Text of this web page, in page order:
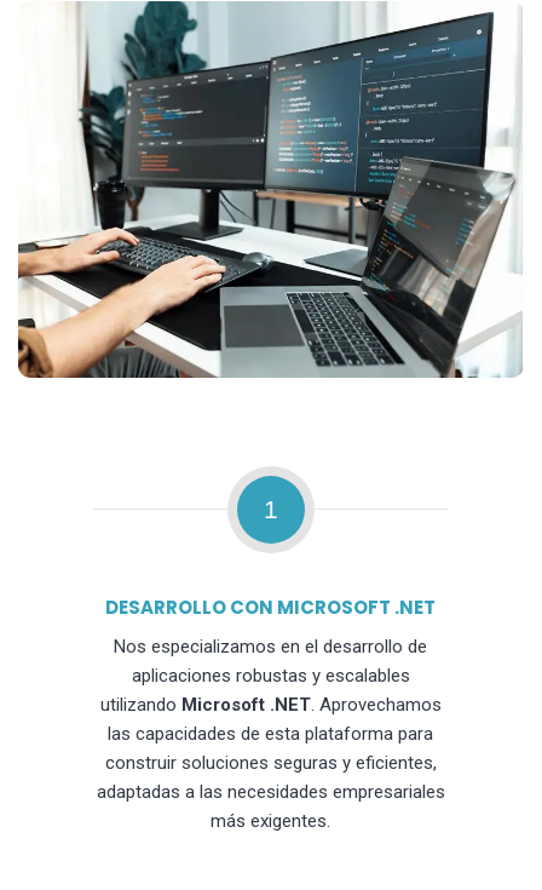
1
DESARROLLO CON MICROSOFT .NET
Nos especializamos en el desarrollo de
aplicaciones robustas y escalables
utilizando Microsoft .NET. Aprovechamos
las capacidades de esta plataforma para
construir soluciones seguras y eficientes,
adaptadas a las necesidades empresariales
más exigentes.